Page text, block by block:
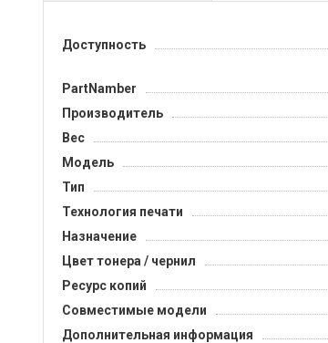
Доступность
PartNamber
Производитель
Вес
Модель
Тип
Технология печати
Назначение
Цвет тонера / чернил
Ресурс копий
Совместимые модели
Дополнительная информация